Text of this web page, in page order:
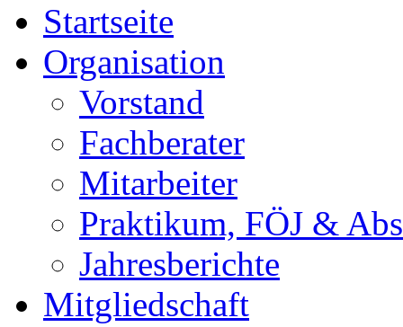
Startseite
Organisation
Vorstand
Fachberater
Mitarbeiter
Praktikum, FÖJ &
Jahresberichte
Mitgliedschaft